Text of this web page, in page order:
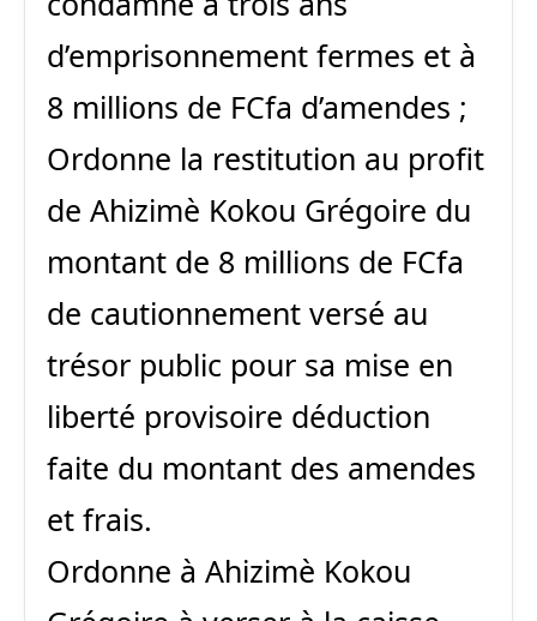
d’emprisonnement fermes et à
8 millions de FCfa d’amendes ;
Ordonne la restitution au profit
de Ahizimè Kokou Grégoire du
montant de 8 millions de FCfa
de cautionnement versé au
trésor public pour sa mise en
liberté provisoire déduction
faite du montant des amendes
et frais.
Ordonne à Ahizimè Kokou